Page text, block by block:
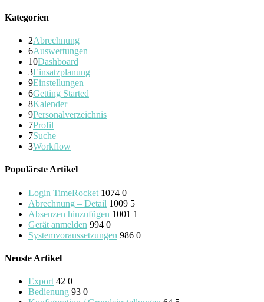
Kategorien
2Abrechnung
6Auswertungen
10Dashboard
3Einsatzplanung
9Einstellungen
6Getting Started
8Kalender
9Personalverzeichnis
7Profil
7Suche
3Workflow
Populärste Artikel
Login TimeRocket 1074 0
Abrechnung – Detail 1009 5
Absenzen hinzufügen 1001 1
Gerät anmelden 994 0
Systemvoraussetzungen 986 0
Neuste Artikel
Export 42 0
Bedienung 93 0